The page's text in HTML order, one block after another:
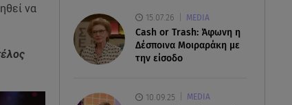
απώλεια
15.07.26 MEDIA
Cash or Trash: Άφωνη η
Δέσποινα Μοιραράκη με
την είσοδο
10.09.25 MEDIA
να